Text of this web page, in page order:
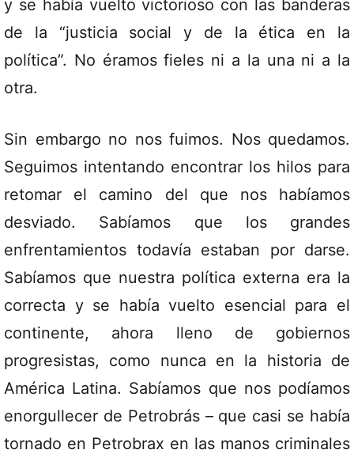
y se había vuelto victorioso con las banderas
de la “justicia social y de la ética en la
política”. No éramos fieles ni a la una ni a la
otra.
Sin embargo no nos fuimos. Nos quedamos.
Seguimos intentando encontrar los hilos para
retomar el camino del que nos habíamos
desviado. Sabíamos que los grandes
enfrentamientos todavía estaban por darse.
Sabíamos que nuestra política externa era la
correcta y se había vuelto esencial para el
continente, ahora lleno de gobiernos
progresistas, como nunca en la historia de
América Latina. Sabíamos que nos podíamos
enorgullecer de Petrobrás – que casi se había
tornado en Petrobrax en las manos criminales